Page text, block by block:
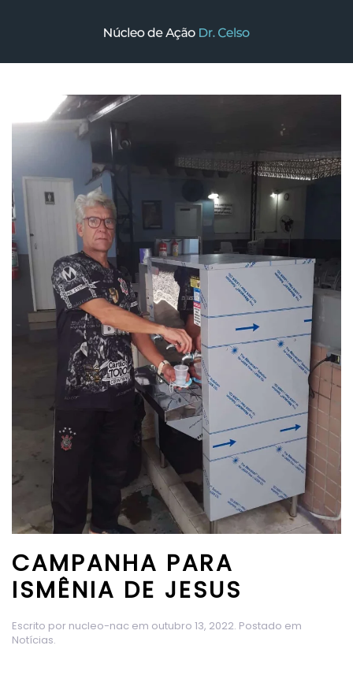
CAMPANHA PARA
ISMÊNIA DE JESUS
Escrito por nucleo-nac em outubro 13, 2022. Postado em
Notícias.